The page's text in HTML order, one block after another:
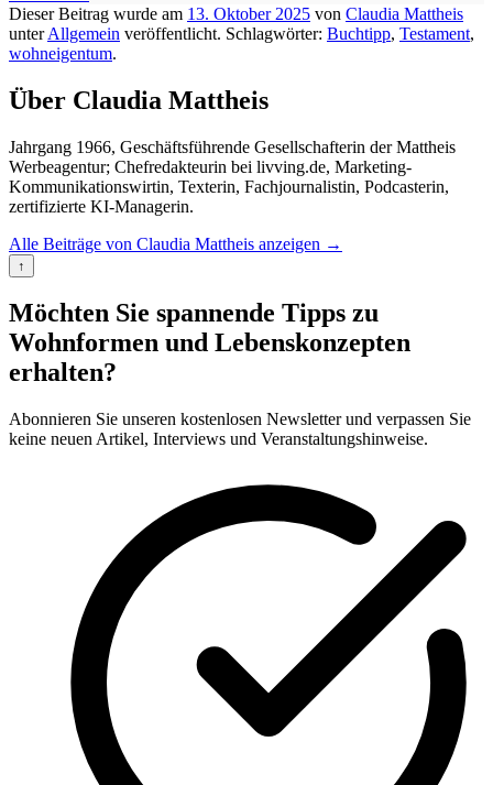
Dieser Beitrag wurde am 13. Oktober 2025 von Claudia Mattheis
unterAllgemein veröffentlicht. Schlagwörter: Buchtipp, Testament,
wohneigentum.
Über Claudia Mattheis
Jahrgang 1966, Geschäftsführende Gesellschafterin der Mattheis
Werbeagentur; Chefredakteurin bei livving.de, Marketing-
Kommunikationswirtin, Texterin, Fachjournalistin, Podcasterin,
zertifizierte KI-Managerin.
Alle Beiträge von Claudia Mattheis anzeigen →
↑
Möchten Sie spannende Tipps zu
Wohnformen und Lebenskonzepten
erhalten?
Abonnieren Sie unseren kostenlosen Newsletter und verpassen Sie
keine neuen Artikel, Interviews und Veranstaltungshinweise.